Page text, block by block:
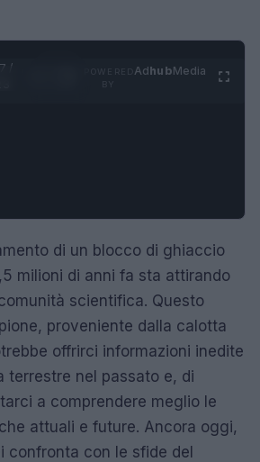
/
AdhubMedia
di un blocco di ghiaccio
milioni di anni fa sta attirando
scientifica. Questo
proveniente dalla calotta
offrirci informazioni inedite
terrestre nel passato e, di
a comprendere meglio le
attuali e future. Ancora oggi,
confronta con le sfide del